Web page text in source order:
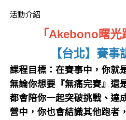
活動介紹
「Akebono曙光
【台北】賽事
課程目標：在賽事中，你就
無論你想要『無痛完賽』還
都會陪你一起突破挑戰、達
營中，你也會結識其他跑者